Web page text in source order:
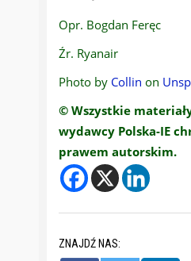
Opr. Bogdan Feręc
Źr. Ryanair
Photo by Collin on
© Wszystkie
wydawcy Polska-IE
prawem autorskim.
ZNAJDŹ NAS: